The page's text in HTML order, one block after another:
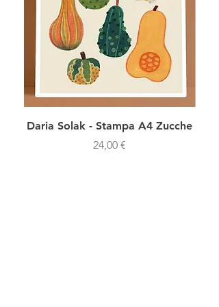
decorare il bagno.
Daria Solak - Stampa A4 Zucche
Prezzo
24,00 €